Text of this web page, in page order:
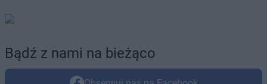
Bądź z nami na bieżąco